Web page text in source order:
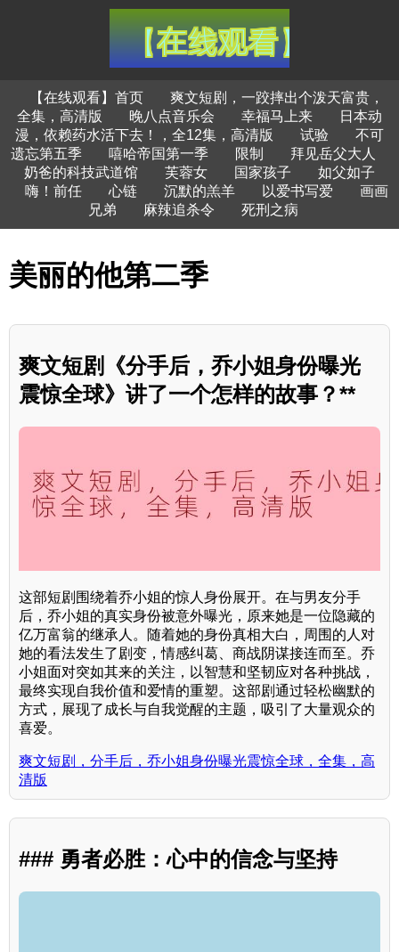
【在线观看】首页
爽文短剧，一跤摔出个泼天富贵，
全集，高清版
晚八点音乐会 幸福马上来
日本动
漫，依赖药水活下去！，全12集，高清版
试验
不可
遗忘第五季
嘻哈帝国第一季 限制
拜见岳父大人
奶爸的科技武道馆
芙蓉女 国家孩子
如父如子
嗨！前任
心链 沉默的羔羊 以爱书写爱
画画
兄弟
麻辣追杀令 死刑之病
美丽的他第二季
爽文短剧《分手后，乔小姐身份曝光
震惊全球》讲了一个怎样的故事？**
这部短剧围绕着乔小姐的惊人身份展开。在与男友分手
后，乔小姐的真实身份被意外曝光，原来她是一位隐藏的
亿万富翁的继承人。随着她的身份真相大白，周围的人对
她的看法发生了剧变，情感纠葛、商战阴谋接连而至。乔
小姐面对突如其来的关注，以智慧和坚韧应对各种挑战，
最终实现自我价值和爱情的重塑。这部剧通过轻松幽默的
方式，展现了成长与自我觉醒的主题，吸引了大量观众的
喜爱。
爽文短剧，分手后，乔小姐身份曝光震惊全球，全集，高
清版
### 勇者必胜：心中的信念与坚持